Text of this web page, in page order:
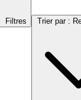
Filtres